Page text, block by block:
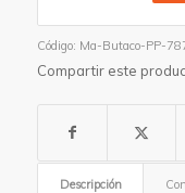
Código: Ma-Butaco-PP-
Compartir este
Descripción